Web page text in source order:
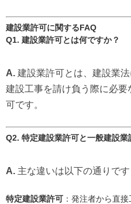
建設業許可に関するFAQ
Q1. 建設業許可とは何ですか？
A. 建設業許可とは、建設業
建設工事を請け負う際に必
可です。
Q2. 特定建設業許可と一般建設業
A. 主な違いは以下の通りです
特定建設業許可 ：発注者から直